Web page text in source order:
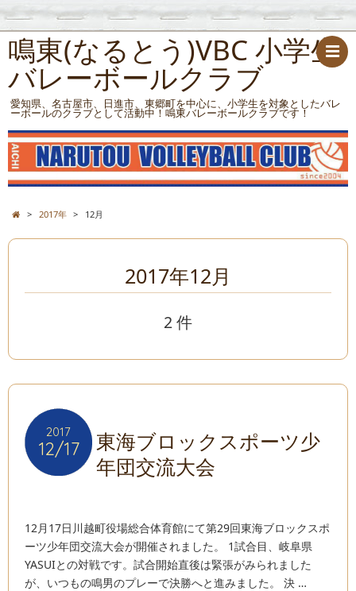
鳴東(なるとう)VBC 小学生
バレーボールクラブ
愛知県、名古屋市、日進市、東郷町を中心に、小学生を対象としたバレ
ーボールのクラブとして活動中！鳴東バレーボールクラブです！
> 2017年 > 12月
2017年12月
2 件
2017
12/17
2017
12/17
東海ブロックスポーツ少
年団交流大会
12月17日川越町役場総合体育館にて第29回東海ブロックスポ
ーツ少年団交流大会が開催されました。 1試合目、岐阜県
YASUIとの対戦です。試合開始直後は緊張がみられました
が、いつもの鳴男のプレーで決勝へと進みました。 決 …